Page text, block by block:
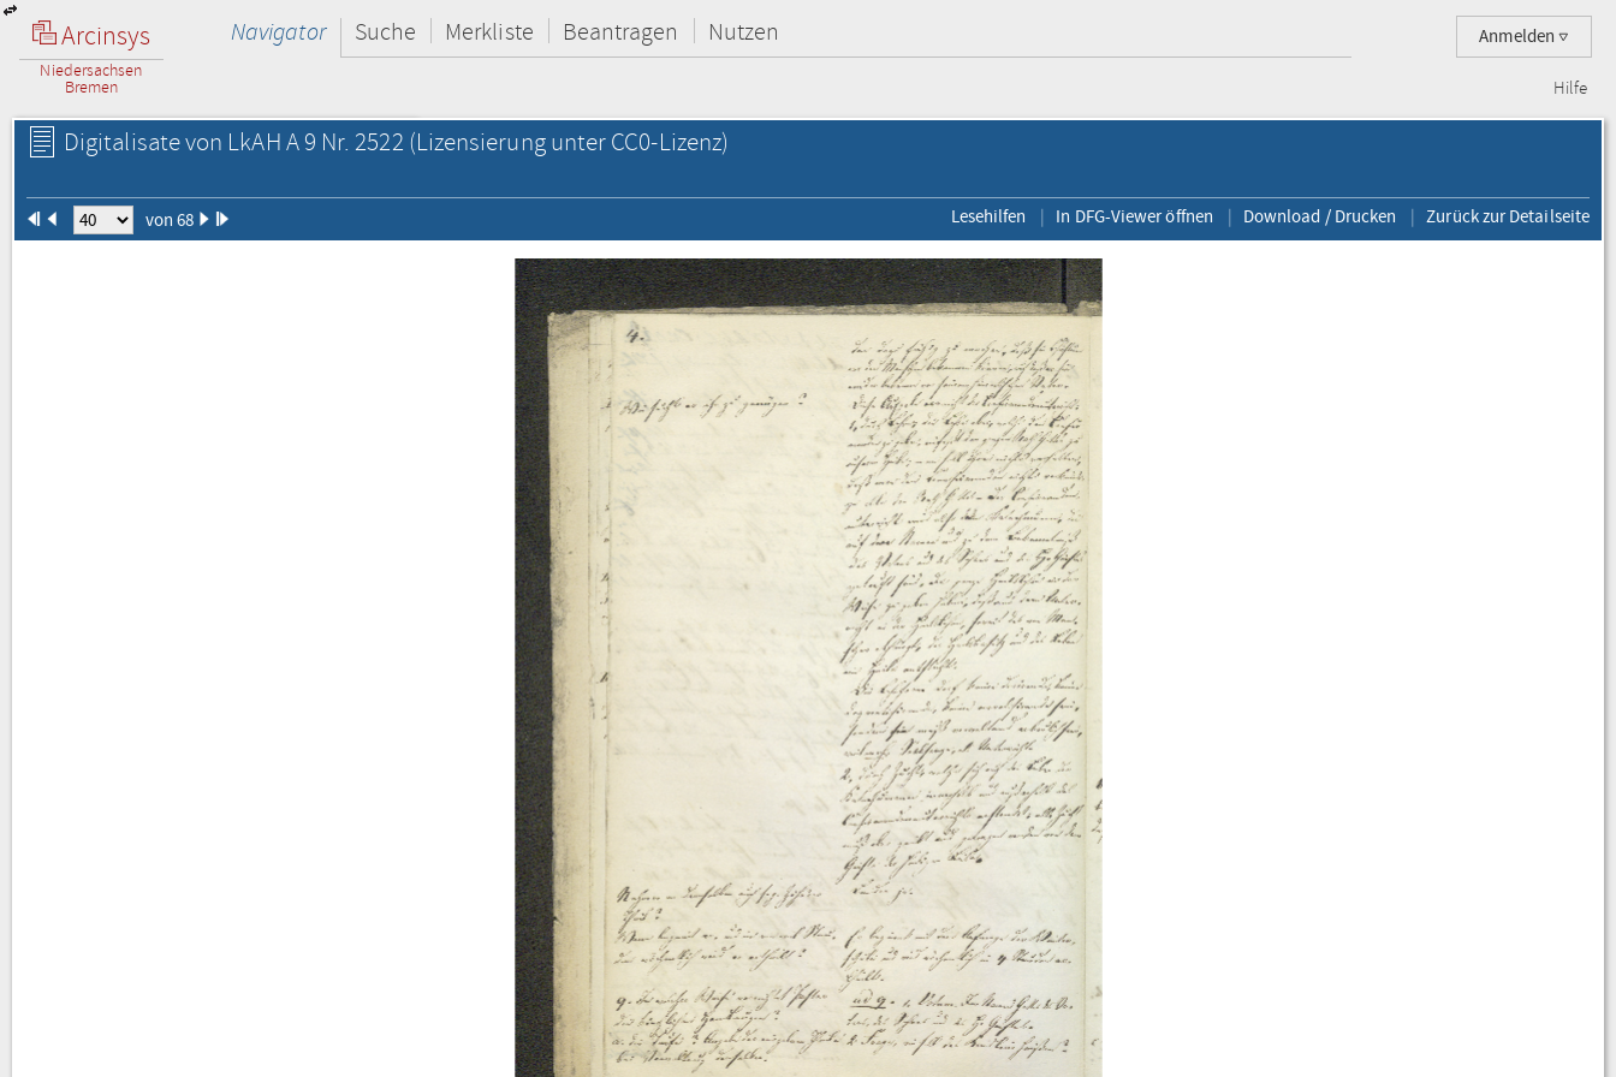
Arcinsys
Niedersachsen
Bremen
Anmelden
Navigator Suche Merkliste Beantragen Nutzen
Hilfe
Digitalisate von LkAH A 9 Nr. 2522 (Lizensierung unter CC0-Lizenz)
von 68 Lesehilfen In DFG-Viewer öffnen Download / Drucken Zurück zur Detailseite